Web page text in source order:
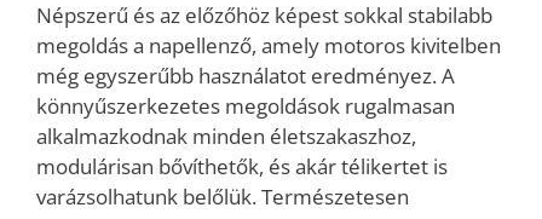
Népszerű és az előzőhöz képest sokkal stabilabb
megoldás a napellenző, amely motoros kivitelben
még egyszerűbb használatot eredményez. A
könnyűszerkezetes megoldások rugalmasan
alkalmazkodnak minden életszakaszhoz,
modulárisan bővíthetők, és akár télikertet is
varázsolhatunk belőlük. Természetesen